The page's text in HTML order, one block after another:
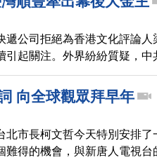
遞公司拒絕為香港文化評論人
引起關注。外界紛紛質疑，中
實。
向全球觀眾拜早年
北市長柯文哲今天特別安排了
難得的機會，與新唐人電視台